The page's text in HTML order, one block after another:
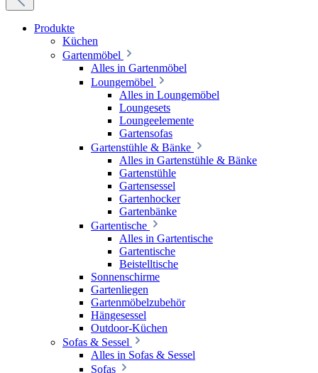
Produkte
Küchen
Gartenmöbel
Alles in Gartenmöbel
Loungemöbel
Alles in Loungemöbel
Loungesets
Loungeelemente
Gartensofas
Gartenstühle & Bänke
Alles in Gartenstühle & Bänke
Gartenstühle
Gartensessel
Gartenhocker
Gartenbänke
Gartentische
Alles in Gartentische
Gartentische
Beistelltische
Sonnenschirme
Gartenliegen
Gartenmöbelzubehör
Hängesessel
Outdoor-Küchen
Sofas & Sessel
Alles in Sofas & Sessel
Sofas